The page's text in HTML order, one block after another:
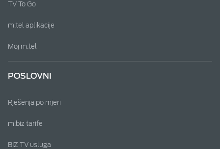
TV To Go
m:tel aplikacije
Moj m:tel
POSLOVNI
Rješenja po mjeri
m:biz tarife
BIZ TV usluga